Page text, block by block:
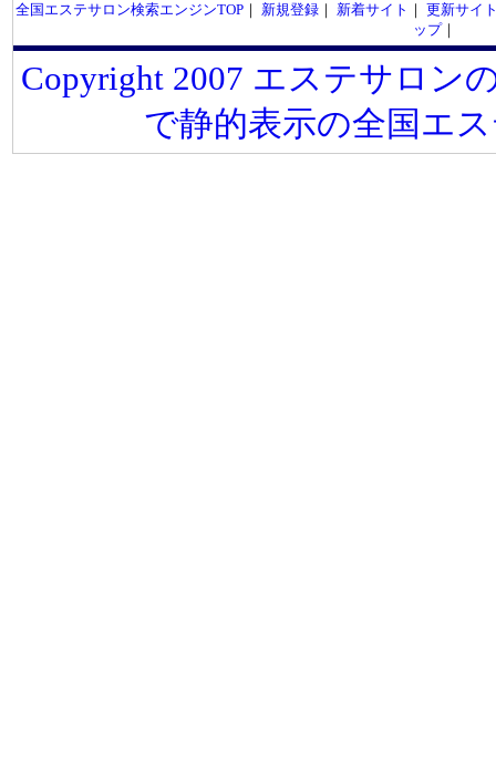
全国エステサロン検索エンジンTOP｜ 新規登録｜ 新着サイト ｜ 更新サイ
ップ｜
Copyright 2007 エステサロン
で静的表示の全国エ